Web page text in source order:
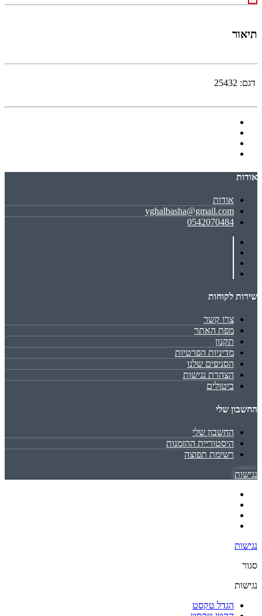
תיאור
דגם: 25432
אודות
אודות
yghalbasha@gmail.com
0542070484
שירות לקוחות
צרו קשר
מפת האתר
תקנון
מדיניות הפרטיות
הסניפים שלנו
הצהרת נגישות
ביטולים
החשבון שלי
החשבון שלי
היסטוריית ההזמנות
רשימת תפוצה
נגישות
נגישות
סגור
נגישות
הגדל טקסט